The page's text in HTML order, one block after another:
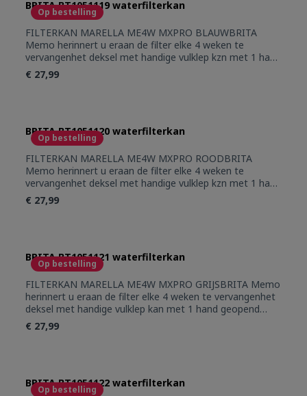
Op bestelling
BRITA BT1051119 waterfilterkan
FILTERKAN MARELLA ME4W MXPRO BLAUWBRITA
Memo herinnert u eraan de filter elke 4 weken te
vervangenhet deksel met handige vulklep kzn met 1 hand
geopend wordenvaatwasmachinebestendig (behalve het
deksel)past in de deur van de koelkastcapaciteit: 2,4L
€ 27,99
Op bestelling
BRITA BT1051120 waterfilterkan
FILTERKAN MARELLA ME4W MXPRO ROODBRITA
Memo herinnert u eraan de filter elke 4 weken te
vervangenhet deksel met handige vulklep kzn met 1 hand
geopend wordenvaatwasmachinebestendig (behalve het
deksel)past in de deur van de koelkastcapaciteit: 2,4L
€ 27,99
Op bestelling
BRITA BT1051121 waterfilterkan
FILTERKAN MARELLA ME4W MXPRO GRIJSBRITA Memo
herinnert u eraan de filter elke 4 weken te vervangenhet
deksel met handige vulklep kan met 1 hand geopend
wordenvaatwasmachinebestendig (behalve het
deksel)past in de deur van de koelkastcapaciteit: 2,4L
€ 27,99
Op bestelling
BRITA BT1051122 waterfilterkan